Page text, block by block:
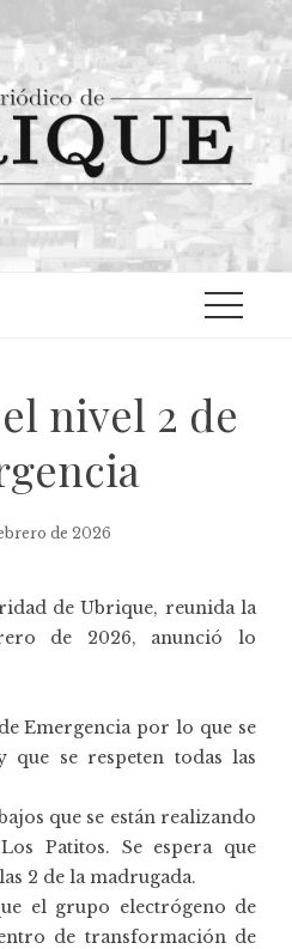
nivel 2 de
de 2026
de Ubrique, reunida la
de 2026, anunció lo
Emergencia por lo que se
que se respeten todas las
que se están realizando
Patitos. Se espera que
2 de la madrugada.
el grupo electrógeno de
de transformación de